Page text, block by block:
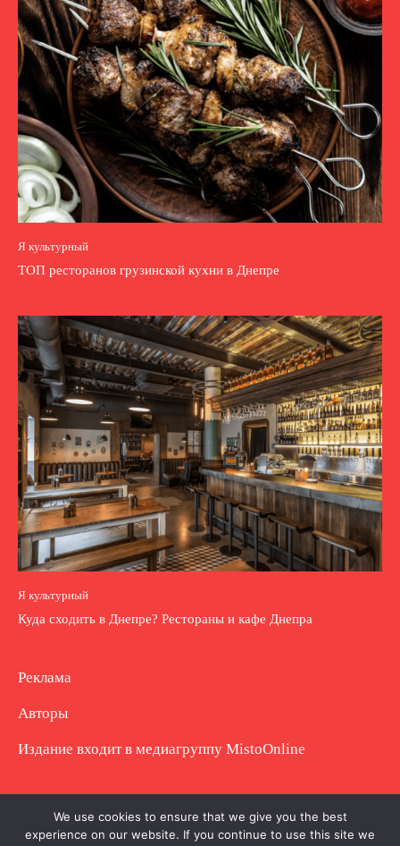
Я культурный
ТОП ресторанов грузинской кухни в Днепре
Я культурный
Куда сходить в Днепре? Рестораны и кафе Днепра
Реклама
Авторы
Издание входит в медиагруппу MistoOnline
Copyright © Полное использование материала
запрещено. Частично разрешено с гиперссылкой.
We use cookies to ensure that we give you the best
experience on our website. If you continue to use this site we